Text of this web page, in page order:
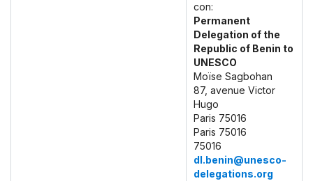
con:
Permanent
Delegation of the
Republic of Benin to
UNESCO
Moïse Sagbohan
87, avenue Victor
Hugo
Paris 75016
Paris 75016
75016
dl.benin@unesco-
delegations.org